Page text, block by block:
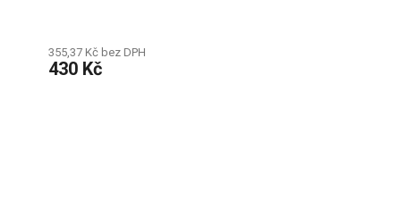
355,37 Kč bez DPH
430 Kč